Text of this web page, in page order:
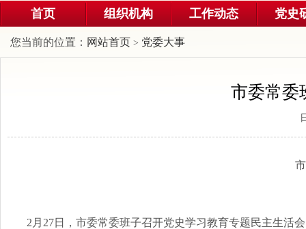
首页 组织机构 工作动态 党史
您当前的位置： 网站首页 > 党委大事
市委常委
2月27日，市委常委班子召开党史学习教育专题民主生活